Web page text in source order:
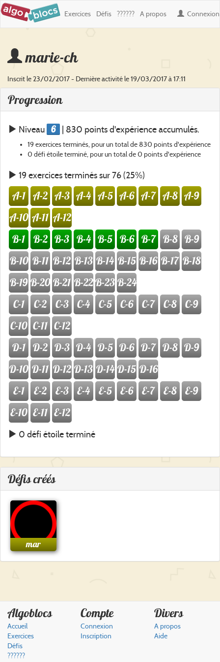
Connexion
Exercices Défis ?????? A propos
marie-ch
Inscrit le 23/02/2017 - Dernière activité le 19/03/2017 à 17:11
Progression
Niveau 6 | 830 points d'expérience accumulés.
19 exercices terminés, pour un total de 830 points d'expérience
0 défi étoile terminé, pour un total de 0 points d'expérience
19 exercices terminés sur 76 (25%)
A-1 A-2 A-3 A-4 A-5 A-6 A-7 A-8 A-9
A-10 A-11 A-12
B-1
B-2 B-3 B-4 B-5 B-6 B-7 B-8 B-9
B-10 B-11 B-12 B-13 B-14 B-15 B-16 B-17 B-18
B-19 B-20 B-21 B-22B-23B-24
C-1
C-2 C-3 C-4 C-5 C-6 C-7 C-8
C-9
C-10 C-11 C-12
D-1 D-2 D-3 D-4 D-5 D-6 D-7 D-8 D-9
D-10 D-11 D-12 D-13 D-14 D-15 D-16
E-1
E-2 E-3 E-4 E-5 E-6 E-7 E-8
E-9
E-10 E-11 E-12
0 défi étoile terminé
Défis créés
mar
Algoblocs
Accueil
Exercices
Défis
??????
Compte
Connexion
Inscription
Divers
A propos
Aide